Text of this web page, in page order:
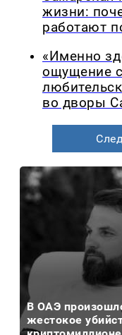
жизни:
работают
«Именно
ощущение
во дворы
В ОАЭ
жестокое